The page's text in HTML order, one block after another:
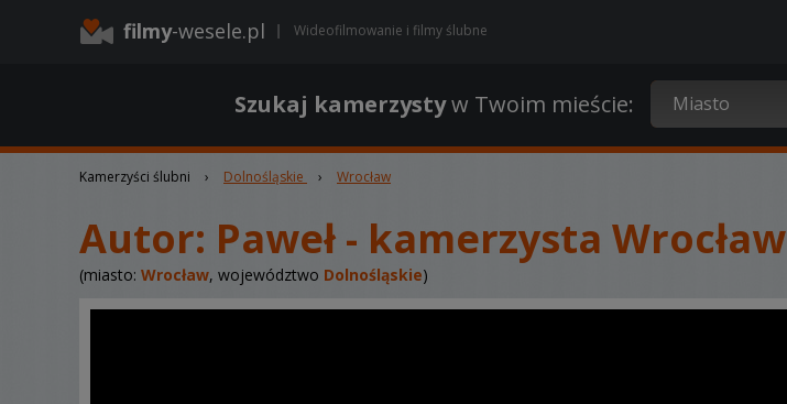
filmy-wesele.pl Wideofilmowanie i filmy ślubne
Szukaj kamerzystyw Twoim mieście:
Kamerzyści ślubni › Dolnośląskie › Wrocław
Autor: Paweł - kamerzysta Wrocław
(miasto: Wrocław, województwo Dolnośląskie)